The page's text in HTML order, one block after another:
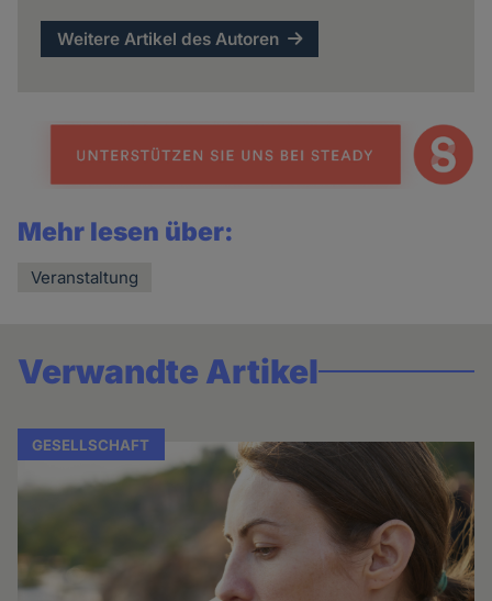
Weitere Artikel des Autoren
Mehr lesen über:
Veranstaltung
Verwandte Artikel
GESELLSCHAFT